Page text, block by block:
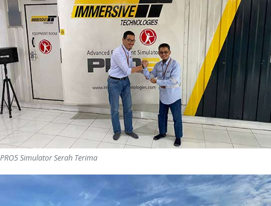
PRO5 Simulator Serah Terima